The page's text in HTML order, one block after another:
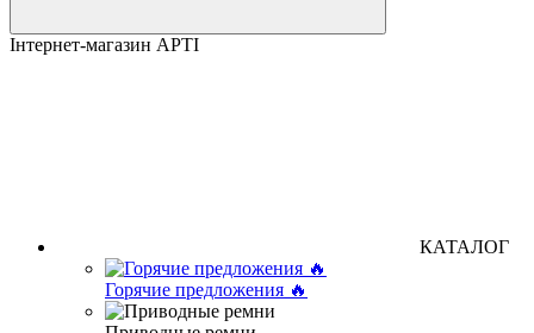
Інтернет-магазин АРТІ
КАТАЛОГ
Горячие предложения 🔥